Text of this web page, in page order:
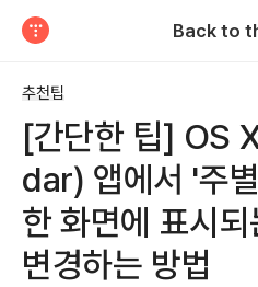
Back to
추천팁
[간단한 팁] OS
dar) 앱에서 '주
한 화면에 표시
변경하는 방법